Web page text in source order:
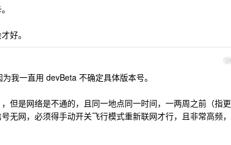
好。
24
我一直用 devBeta 不确定具体版本号。
但是网络是不通的，且同一地点同一时间，一两周之前（指更
无网，必须得手动开关飞行模式重新联网才行，且非常高频，